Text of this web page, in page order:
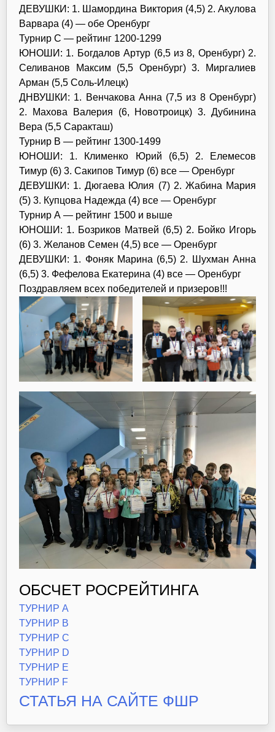
ДЕВУШКИ: 1. Шамордина Виктория (4,5) 2. Акулова
Варвара (4) — обе Оренбург
Турнир С — рейтинг 1200-1299
ЮНОШИ: 1. Богдалов Артур (6,5 из 8, Оренбург) 2.
Селиванов Максим (5,5 Оренбург) 3. Миргалиев
Арман (5,5 Соль-Илецк)
ДНВУШКИ: 1. Венчакова Анна (7,5 из 8 Оренбург)
2. Махова Валерия (6, Новотроицк) 3. Дубинина
Вера (5,5 Саракташ)
Турнир В — рейтинг 1300-1499
ЮНОШИ: 1. Клименко Юрий (6,5) 2. Елемесов
Тимур (6) 3. Сакипов Тимур (6) все — Оренбург
ДЕВУШКИ: 1. Дюгаева Юлия (7) 2. Жабина Мария
(5) 3. Купцова Надежда (4) все — Оренбург
Турнир А — рейтинг 1500 и выше
ЮНОШИ: 1. Бозриков Матвей (6,5) 2. Бойко Игорь
(6) 3. Желанов Семен (4,5) все — Оренбург
ДЕВУШКИ: 1. Фоняк Марина (6,5) 2. Шухман Анна
(6,5) 3. Фефелова Екатерина (4) все — Оренбург
Поздравляем всех победителей и призеров!!!
ОБСЧЕТ РОСРЕЙТИНГА
ТУРНИР А
ТУРНИР В
ТУРНИР С
ТУРНИР D
ТУРНИР Е
ТУРНИР F
СТАТЬЯ НА САЙТЕ ФШР